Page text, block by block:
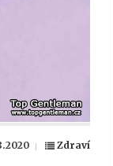
Zdraví